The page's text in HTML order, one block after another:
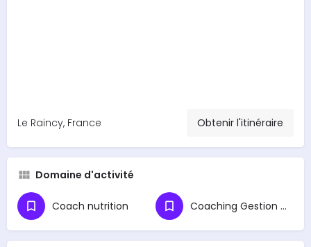
Le Raincy, France Obtenir l'itinéraire
Domaine d'activité
Coach nutrition Coaching Gestion du Stress